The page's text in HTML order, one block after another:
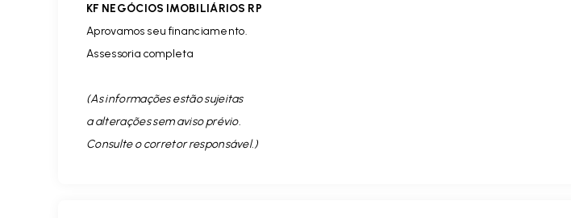
KF NEGÓCIOS IMOBILIÁRIOS RP
Aprovamos seu financiamento.
Assessoria completa
(As informações estão sujeitas
a alterações sem aviso prévio.
Consulte o corretor responsável. )